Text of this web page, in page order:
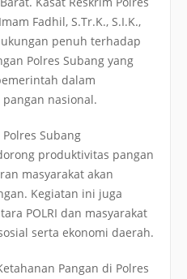
Fadhil, S.Tr.K., S.I.K.,
penuh terhadap
Polres Subang yang
dalam
nasional.
Subang
produktivitas pangan
masyarakat akan
Kegiatan ini juga
POLRI dan masyarakat
serta ekonomi daerah.
Pangan di Polres